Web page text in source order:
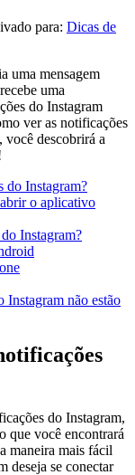
para: Dicas de
uma mensagem
uma
do Instagram
ver as notificações
você descobrirá a
do Instagram?
o aplicativo
Instagram?
Instagram não estão
do Instagram,
que você encontrará
maneira mais fácil
deseja se conectar